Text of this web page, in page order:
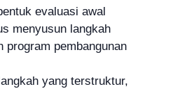
evaluasi awal
menyusun langkah
program pembangunan
yang terstruktur,